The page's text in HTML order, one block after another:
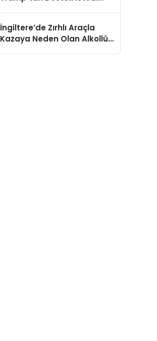
İngiltere’de Zırhlı Araçla
Kazaya Neden Olan Alkollü